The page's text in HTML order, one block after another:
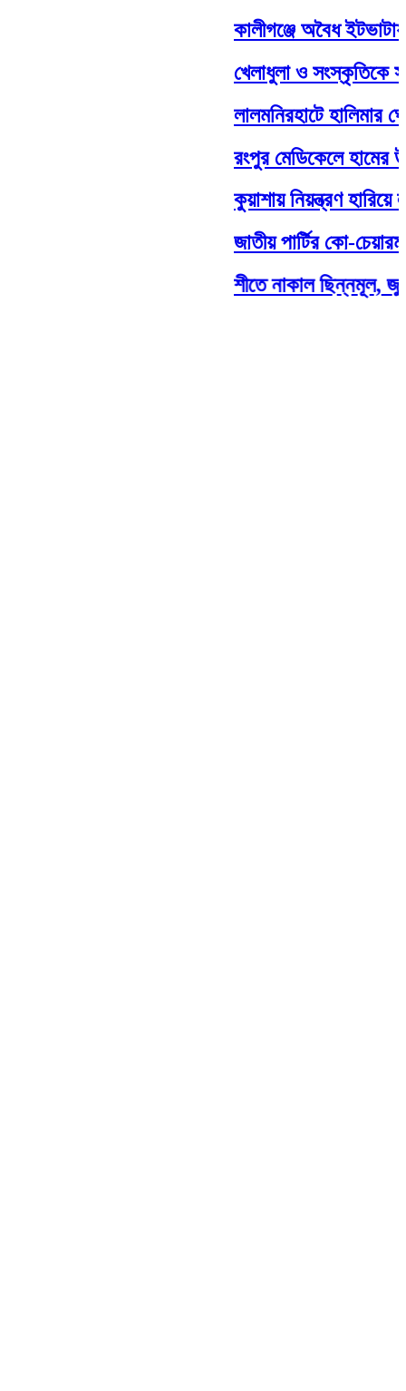
কালীগঞ্জে অবৈধ ইটভাটায় ৭
খেলাধুলা ও সংস্কৃতিকে
লালমনিরহাটে হালিমার
রংপুর মেডিকেলে হামের
কুয়াশায় নিয়ন্ত্রণ হারিয়ে
জাতীয় পার্টির কো-
শীতে নাকাল ছিন্নমূল,